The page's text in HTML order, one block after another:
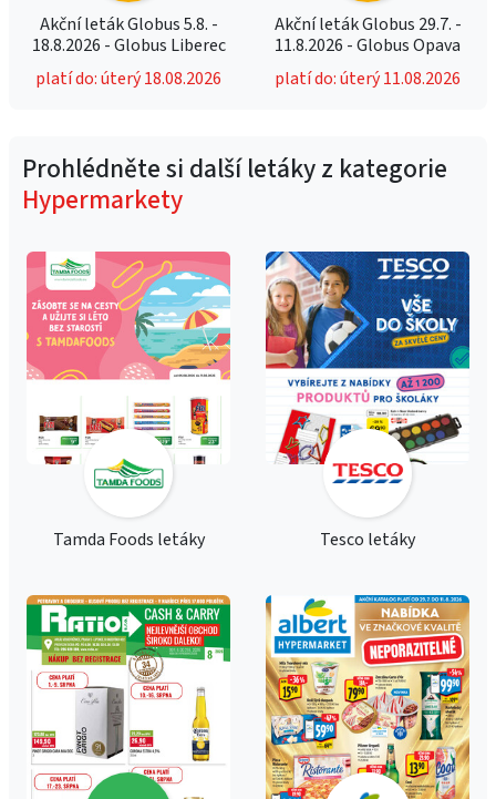
Akční leták Globus 5.8. -
18.8.2026 - Globus Liberec
platí do: úterý 18.08.2026
Akční leták Globus 29.7. -
11.8.2026 - Globus Opava
platí do: úterý 11.08.2026
Prohlédněte si další letáky z kategorie
Hypermarkety
Tamda Foods letáky Tesco letáky